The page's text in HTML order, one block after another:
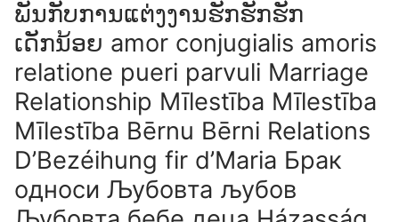
ພັນກັບການແຕ່ງງານຮັກຮັກຮັກ
ເດັກນ້ອຍ amor conjugialis amoris
relatione pueri parvuli Marriage
Relationship Mīlestība Mīlestība
Mīlestība Bērnu Bērni Relations
D’Bezéihung fir d’Maria Брак
односи Љубовта љубов